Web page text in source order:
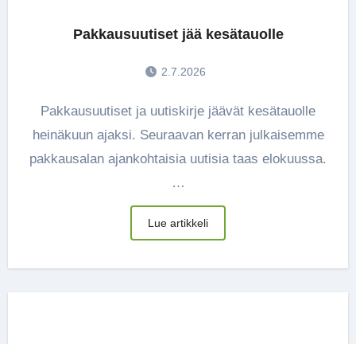
Pakkausuutiset jää kesätauolle
2.7.2026
Pakkausuutiset ja uutiskirje jäävät kesätauolle
heinäkuun ajaksi. Seuraavan kerran julkaisemme
pakkausalan ajankohtaisia uutisia taas elokuussa.
…
Lue artikkeli